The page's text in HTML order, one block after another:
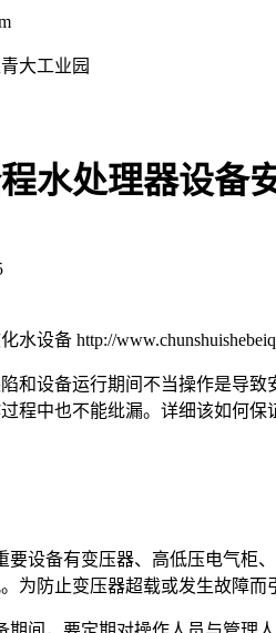
大工业园
水处理器设备
设备 http://
和设备运行期间不当操作是导
程中也不能纰漏。详细该如何
要设备有变压器、高低压电气柜
为防止变压器超载或发生故障